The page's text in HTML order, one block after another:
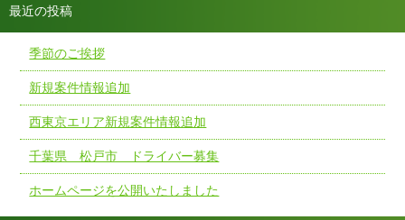
最近の投稿
季節のご挨拶
新規案件情報追加
西東京エリア新規案件情報追加
千葉県 松戸市 ドライバー募集
ホームページを公開いたしました